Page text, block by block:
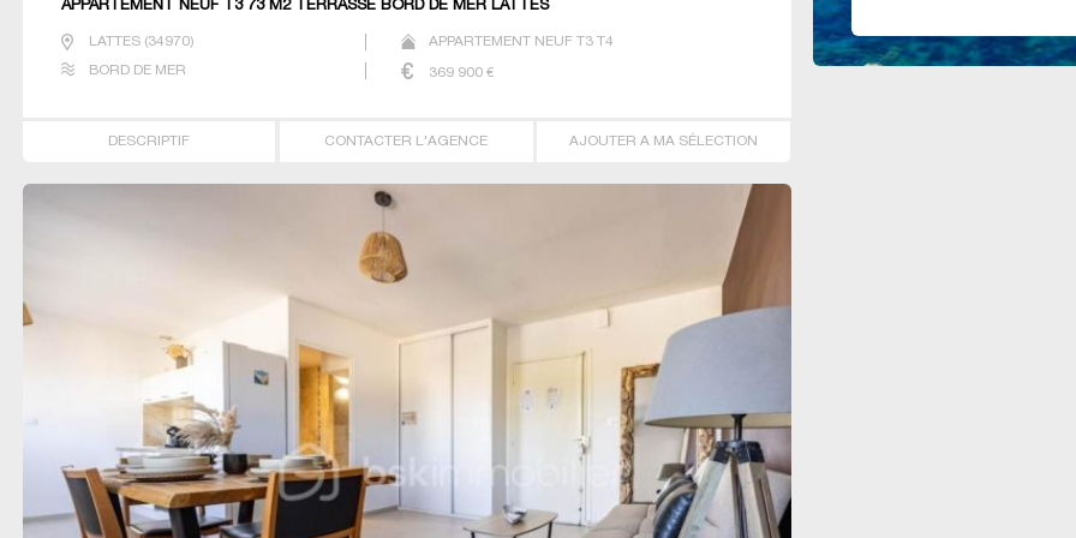
APPARTEMENT NEUF T3 73 M2 TERRASSE BORD DE MER LATTES
LATTES(34970) APPARTEMENT NEUF T3 T4
BORD DE MER 369 900€
DESCRIPTIF CONTACTER L'AGENCE AJOUTER A MA SÉLECTION